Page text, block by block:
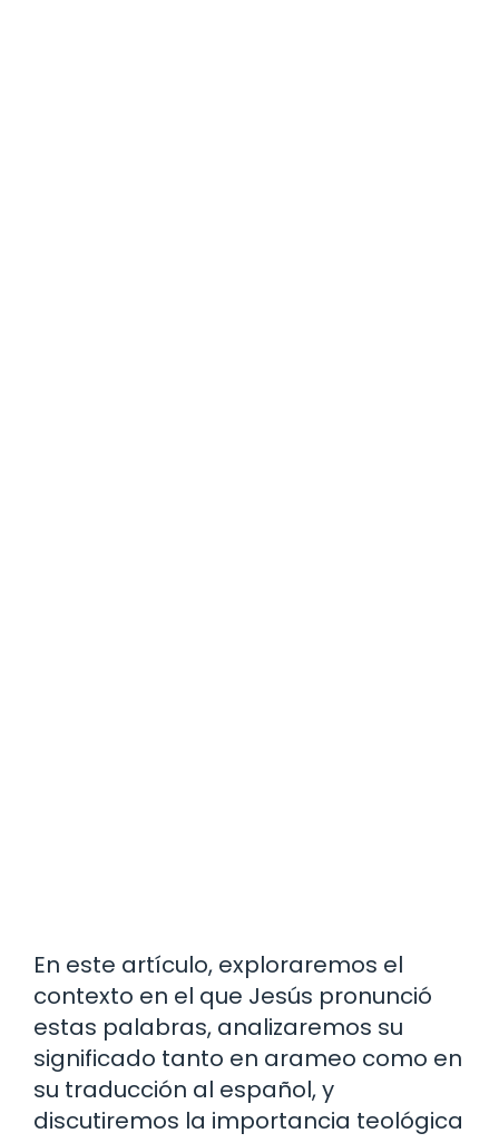
En este artículo, exploraremos el
contexto en el que Jesús pronunció
estas palabras, analizaremos su
significado tanto en arameo como en
su traducción al español, y
discutiremos la importancia teológica